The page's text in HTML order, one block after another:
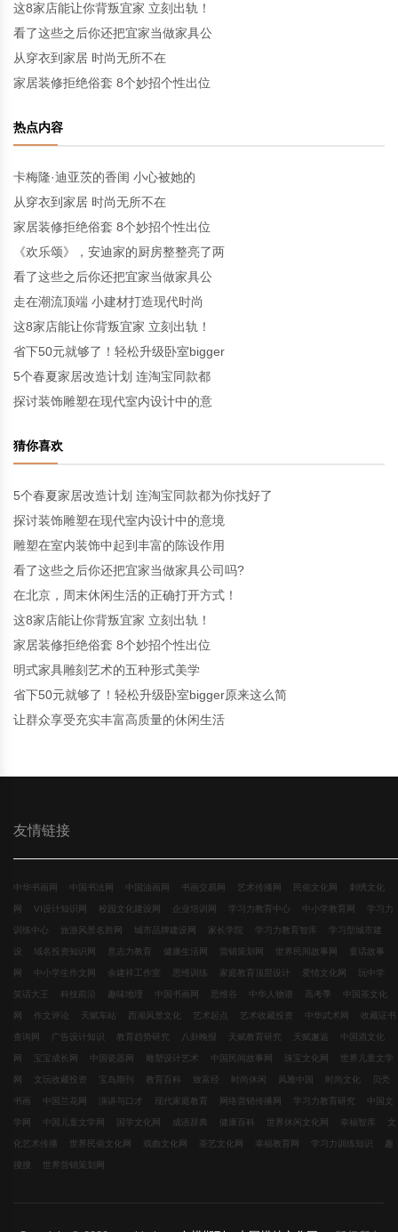
这8家店能让你背叛宜家 立刻出轨！
看了这些之后你还把宜家当做家具公
从穿衣到家居 时尚无所不在
家居装修拒绝俗套 8个妙招个性出位
热点内容
卡梅隆·迪亚茨的香闺 小心被她的
从穿衣到家居 时尚无所不在
家居装修拒绝俗套 8个妙招个性出位
《欢乐颂》，安迪家的厨房整整亮了两
看了这些之后你还把宜家当做家具公
走在潮流顶端 小建材打造现代时尚
这8家店能让你背叛宜家 立刻出轨！
省下50元就够了！轻松升级卧室bigger
5个春夏家居改造计划 连淘宝同款都
探讨装饰雕塑在现代室内设计中的意
猜你喜欢
5个春夏家居改造计划 连淘宝同款都为你找好了
探讨装饰雕塑在现代室内设计中的意境
雕塑在室内装饰中起到丰富的陈设作用
看了这些之后你还把宜家当做家具公司吗?
在北京，周末休闲生活的正确打开方式！
这8家店能让你背叛宜家 立刻出轨！
家居装修拒绝俗套 8个妙招个性出位
明式家具雕刻艺术的五种形式美学
省下50元就够了！轻松升级卧室bigger原来这么简
让群众享受充实丰富高质量的休闲生活
友情链接
中华书画网 中国书法网 中国油画网 书画交易网 艺术传播网 民俗文化网 刺绣文化
网 VI设计知识网 校园文化建设网 企业培训网 学习力教育中心 中小学教育网 学习力
训练中心 旅游风景名胜网 城市品牌建设网 家长学院 学习力教育智库 学习型城市建
设 域名投资知识网 意志力教育 健康生活网 营销策划网 世界民间故事网 童话故事
网 中小学生作文网 余建祥工作室 思维训练 家庭教育顶层设计 爱情文化网 玩中学
笑话大王 科技前沿 趣味地理 中国书画网 思维谷 中华人物谱 高考季 中国茶文化
网 作文评论 天赋车站 西湖风景文化 艺术起点 艺术收藏投资 中华武术网 收藏证书
查询网 广告设计知识 教育趋势研究 八卦晚报 天赋教育研究 天赋邂逅 中国酒文化
网 宝宝成长网 中国瓷器网 雕塑设计艺术 中国民间故事网 珠宝文化网 世界儿童文学
网 文玩收藏投资 宝岛期刊 教育百科 致富经 时尚休闲 风雅中国 时尚文化 贝壳
书画 中国兰花网 演讲与口才 现代家庭教育 网络营销传播网 学习力教育研究 中国文
学网 中国儿童文学网 国学文化网 成语辞典 健康百科 世界休闲文化网 幸福智库 文
化艺术传播 世界民俗文化网 戏曲文化网 茶艺文化网 幸福教育网 学习力训练知识 趣
搜搜 世界营销策划网